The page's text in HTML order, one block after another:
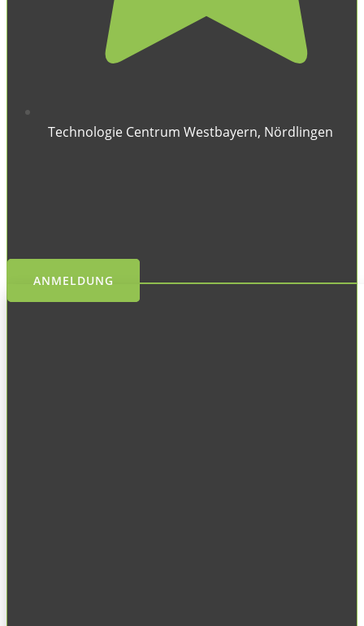
Technologie Centrum Westbayern, Nördlingen
ANMELDUNG